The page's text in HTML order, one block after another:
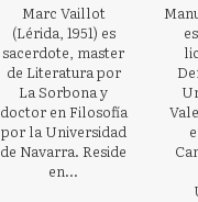
Marc Vaillot
(Lérida, 1951) es
sacerdote, master
de Literatura por
La Sorbona y
doctor en Filosofía
por la Universidad
de Navarra. Reside
en...